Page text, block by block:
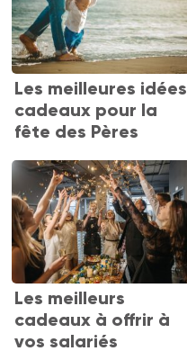
Les meilleures idées
cadeaux pour la
fête des Pères
Les meilleurs
cadeaux à offrir à
vos salariés